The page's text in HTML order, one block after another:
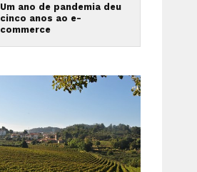
Um ano de pandemia deu
cinco anos ao e-
commerce